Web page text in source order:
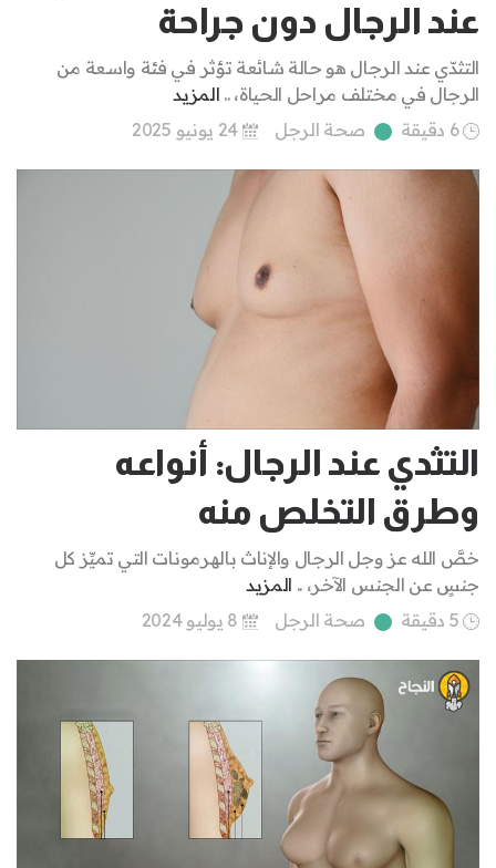
عند الرجال دون جراحة
التثدّي عند الرجال هو حالة شائعة تؤثر في فئة واسعة من
الرجال في مختلف مراحل الحياة، .. المزيد
6 دقيقة
صحة الرجل 24 يونيو 2025
التثدي عند الرجال: أنواعه
وطرق التخلص منه
خصَّ الله عز وجل الرجال والإناث بالهرمونات التي تميِّز كل
جنسٍ عن الجنس الآخر، .. المزيد
5 دقيقة
صحة الرجل